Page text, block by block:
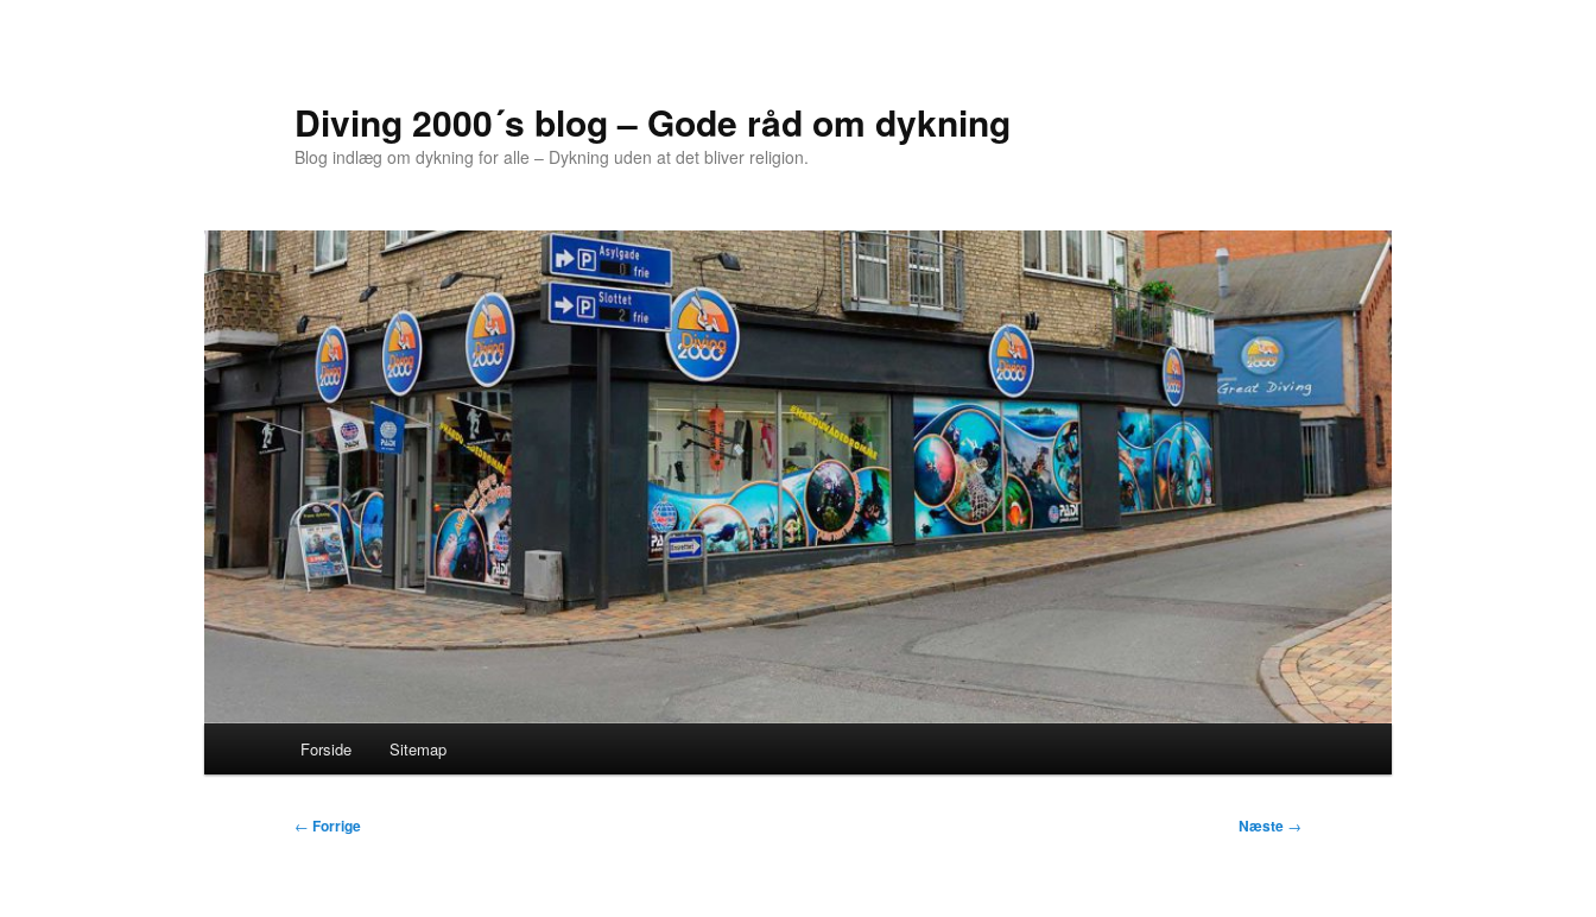
Diving 2000´s blog – Gode råd om dykning
Blog indlæg om dykning for alle – Dykning uden at det bliver religion.
Forside Sitemap
Indlægsnavigation
← Forrige Næste →